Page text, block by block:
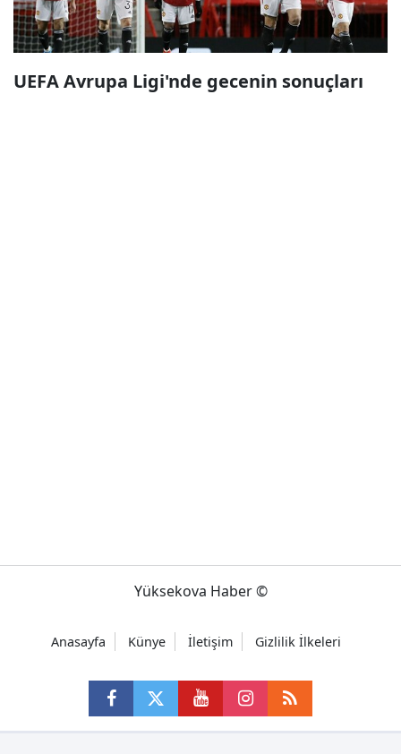
UEFA Avrupa Ligi'nde gecenin sonuçları
Yüksekova Haber ©
Anasayfa Künye İletişim Gizlilik İlkeleri